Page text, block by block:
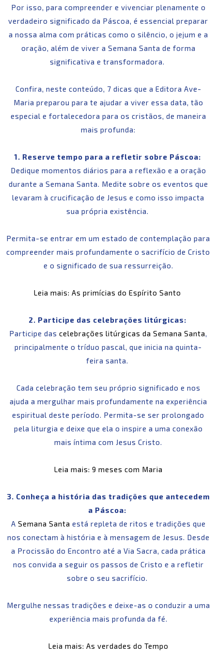
Por isso, para compreender e vivenciar plenamente o
verdadeiro significado da Páscoa, é essencial preparar
a nossa alma com práticas como o silêncio, o jejum e a
oração, além de viver a Semana Santa de forma
significativa e transformadora.
Confira, neste conteúdo, 7 dicas que a Editora Ave-
Maria preparou para te ajudar a viver essa data, tão
especial e fortalecedora para os cristãos, de maneira
mais profunda:
1. Reserve tempo para a refletir sobre Páscoa:
Dedique momentos diários para a reflexão e a oração
durante a Semana Santa. Medite sobre os eventos que
levaram à crucificação de Jesus e como isso impacta
sua própria existência.
Permita-se entrar em um estado de contemplação para
compreender mais profundamente o sacrifício de Cristo
e o significado de sua ressurreição.
Leia mais: As primícias do Espírito Santo
2. Participe das celebrações litúrgicas:
Participe dascelebrações litúrgicas da Semana Santa,
principalmente o tríduo pascal, que inicia na quinta-
feira santa.
Cada celebração tem seu próprio significado e nos
ajuda a mergulhar mais profundamente na experiência
espiritual deste período. Permita-se ser prolongado
pela liturgia e deixe que ela o inspire a uma conexão
mais íntima com Jesus Cristo.
Leia mais: 9 meses com Maria
3. Conheça a história das tradições que antecedem
a Páscoa:
A Semana Santa está repleta de ritos e tradições que
nos conectam à história e à mensagem de Jesus. Desde
a Procissão do Encontro até a Via Sacra, cada prática
nos convida a seguir os passos de Cristo e a refletir
sobre o seu sacrifício.
Mergulhe nessas tradições e deixe-as o conduzir a uma
experiência mais profunda da fé.
Leia mais: As verdades do Tempo